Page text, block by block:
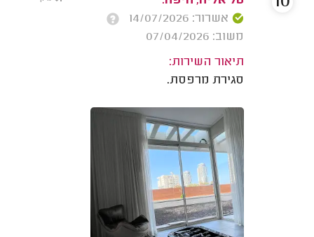
אשרור: 14/07/2026
משוב: 07/04/2026
תיאור השירות:
סגירת מרפסת.